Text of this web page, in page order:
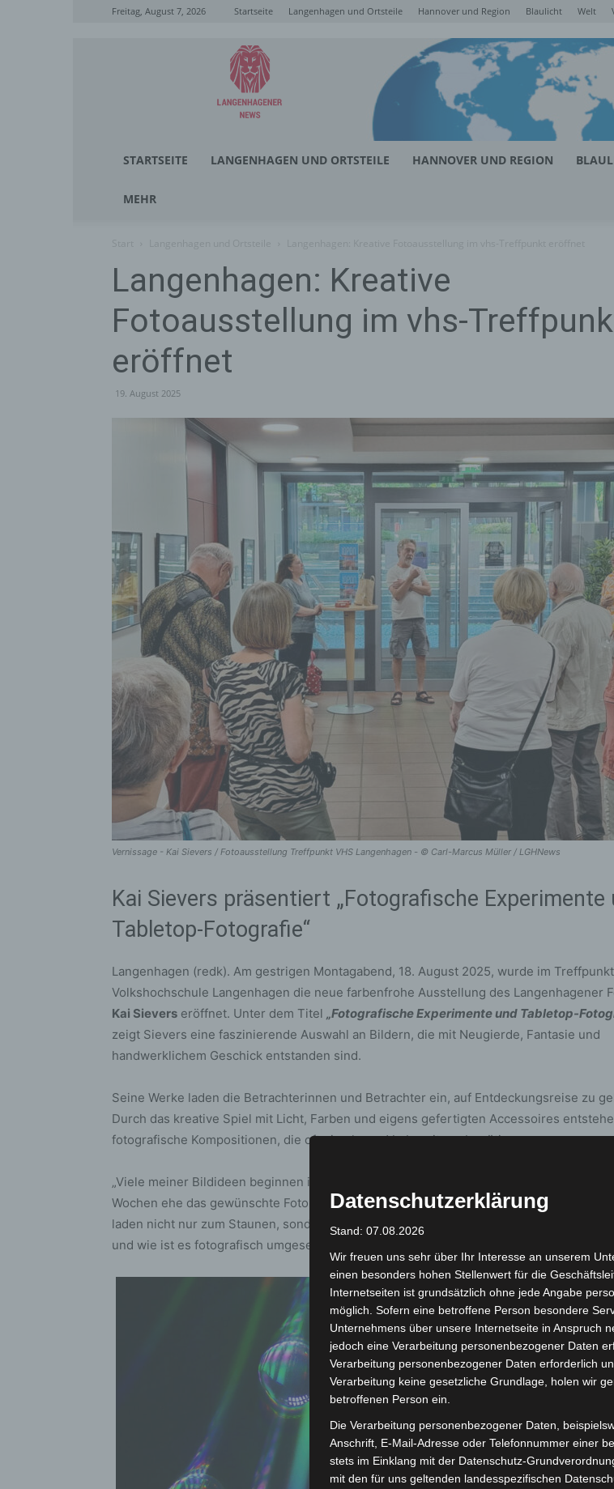
Freitag, August 7, 2026 Startseite Langenhagen und Ortsteile Hannover und Region Blaulicht Welt
Langenhagener
News
STARTSEITE LANGENHAGEN UND ORTSTEILE HANNOVER UND REGION
MEHR
Langenhagen: Kreative
Fotoausstellung im vhs-
eröffnet
19. August 2025
Vernissage - Kai Sievers / Fotoausstellung Treffpunkt VHS Langenhagen - © Carl-Marcus Müller / LGHNews
Kai Sievers präsentiert „Fotografische Experimente
Tabletop-Fotografie“
Langenhagen (redk). Am gestrigen Montagabend, 18. August 2025, wurde im
Volkshochschule Langenhagen die neue farbenfrohe Ausstellung des Langenhagener
Kai Sievers eröffnet. Unter dem Titel „Fotografische Experimente und Tabletop-
zeigt Sievers eine faszinierende Auswahl an Bildern, die mit Neugierde, Fantasie und
handwerklichem Geschick entstanden sind.
Seine Werke laden die Betrachterinnen und Betrachter ein, auf Entdeckungsreise zu
Durch das kreative Spiel mit Licht, Farben und eigens gefertigten Accessoires
fotografische Kompositionen, die oft eine lange Vorbereitung benötigen.
„Viele meiner Bildideen beginnen im Kopf – die Umsetzung braucht dann Zeit,
Wochen ehe das gewünschte Foto Wirklichkeit wird.“, erklärte Sievers zur Eröffnung.
laden nicht nur zum Staunen, sondern auch zum Rätseln ein: Was ist hier eigentlich
und wie ist es fotografisch umgesetzt?
Datenschutzerklärung
Stand: 07.08.2026
Wir freuen uns sehr über Ihr Interesse an unserem
einen besonders hohen Stellenwert für die
Internetseiten ist grundsätzlich ohne jede Angabe
möglich. Sofern eine betroffene Person besondere
Unternehmens über unsere Internetseite in Anspruch
jedoch eine Verarbeitung personenbezogener Daten
Verarbeitung personenbezogener Daten erforderlich
Verarbeitung keine gesetzliche Grundlage, holen wir
betroffenen Person ein.
Die Verarbeitung personenbezogener Daten,
Anschrift, E-Mail-Adresse oder Telefonnummer einer
stets im Einklang mit der Datenschutz-
mit den für uns geltenden landesspezifischen